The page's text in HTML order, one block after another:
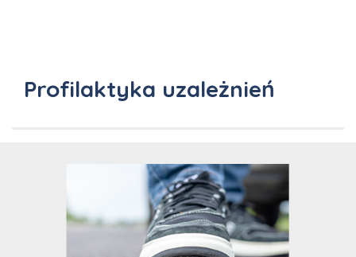
Profilaktyka uzależnień